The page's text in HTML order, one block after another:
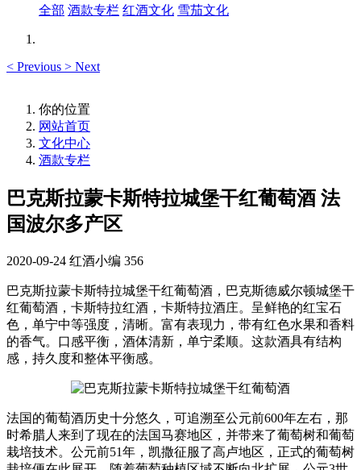
全部 酒款专栏 红酒文化 雪茄文化
< Previous > Next
你的位置
网站首页
文化中心
酒款专栏
巴克斯拉蒙卡斯特拉城堡干红葡萄酒 法
国波尔多产区
2020-09-24 红酒小编 356
巴克斯拉蒙卡斯特拉城堡干红葡萄酒，巴克斯德威尔顿城堡干
红葡萄酒，卡斯特拉红酒，卡斯特拉酒庄。呈鲜艳的红宝石
色，单宁中等强度，清晰。富有表现力，带有红色水果和香料
的香气。口感平衡，酒体清新，单宁柔顺。这款酒具有结构
感，持久度和整体平衡感。
法国的葡萄酒历史十分悠久，可追溯至公元前600年左右，那
时希腊人来到了现在的法国马赛地区，并带来了葡萄树和葡萄
栽培技术。公元前51年，凯撒征服了高卢地区，正式的葡萄树